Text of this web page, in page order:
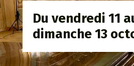
Du vendredi 11
dimanche 13